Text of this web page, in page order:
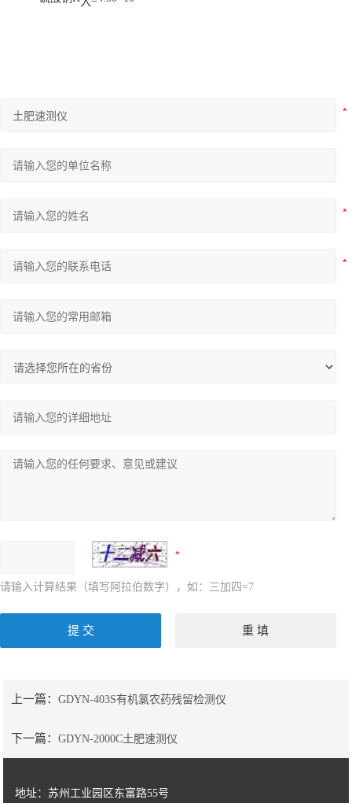
请输入计算结果（填写阿拉伯数字），如：三加四=7
上一篇：GDYN-403S有机氯农药残留检测仪
下一篇：GDYN-2000C土肥速测仪
地址：苏州工业园区东富路55号